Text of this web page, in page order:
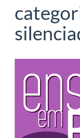
lateral
de
artigos